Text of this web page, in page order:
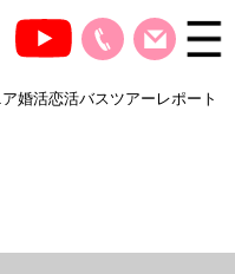
婚活恋活バスツアーレポート